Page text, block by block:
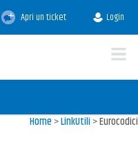
Apri un ticket Login
Home>LinkUtili>Eurocodici